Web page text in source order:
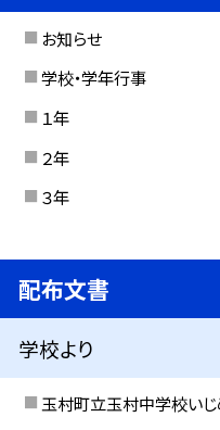
お知らせ
学校・学年行事
１年
２年
３年
配布文書
学校より
玉村町立玉村中学校い